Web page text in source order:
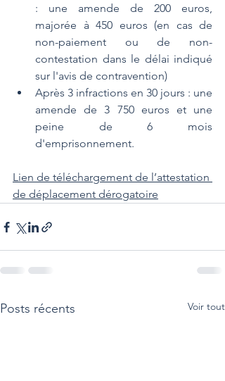
: une amende de 200 euros,
majorée à 450 euros (en cas de
non-paiement ou de non-
contestation dans le délai indiqué
sur l'avis de contravention)
Après 3 infractions en 30 jours : une
amende de 3 750 euros et une
peine de 6 mois
d'emprisonnement.
Lien de téléchargement de l’attestation
de déplacement dérogatoire
Posts récents Voir tout